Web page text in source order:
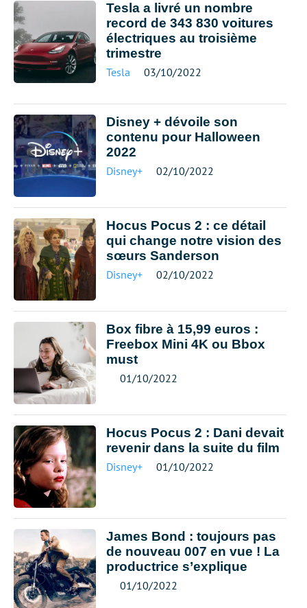
Tesla a livré un nombre
record de 343 830 voitures
électriques au troisième
trimestre
Tesla 03/10/2022
Disney + dévoile son
contenu pour Halloween
2022
Disney+ 02/10/2022
Hocus Pocus 2 : ce détail
qui change notre vision des
sœurs Sanderson
Disney+ 02/10/2022
Box fibre à 15,99 euros :
Freebox Mini 4K ou Bbox
must
01/10/2022
Hocus Pocus 2 : Dani devait
revenir dans la suite du film
Disney+ 01/10/2022
James Bond : toujours pas
de nouveau 007 en vue ! La
productrice s’explique
01/10/2022